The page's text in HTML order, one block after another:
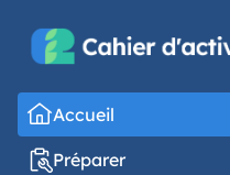
Accueil
Préparer